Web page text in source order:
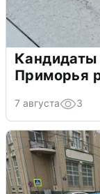
Приморья
7 августа 3